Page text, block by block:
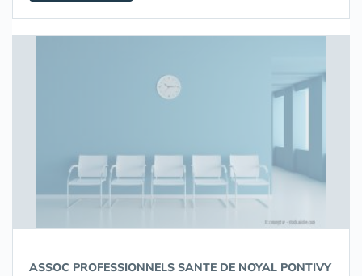
ASSOC PROFESSIONNELS SANTE DE NOYAL PONTIVY